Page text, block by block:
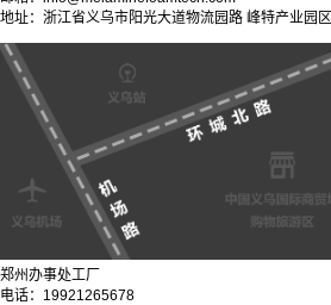
地址：浙江省义乌市阳光大道物流园路 峰特产业园区
郑州办事处工厂
电话：19921265678